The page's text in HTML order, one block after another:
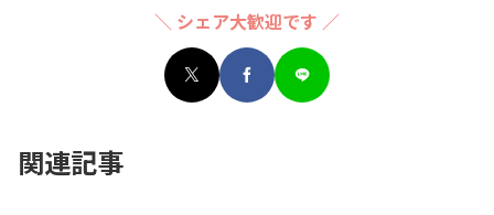
＼ シェア大歓迎です ／
関連記事